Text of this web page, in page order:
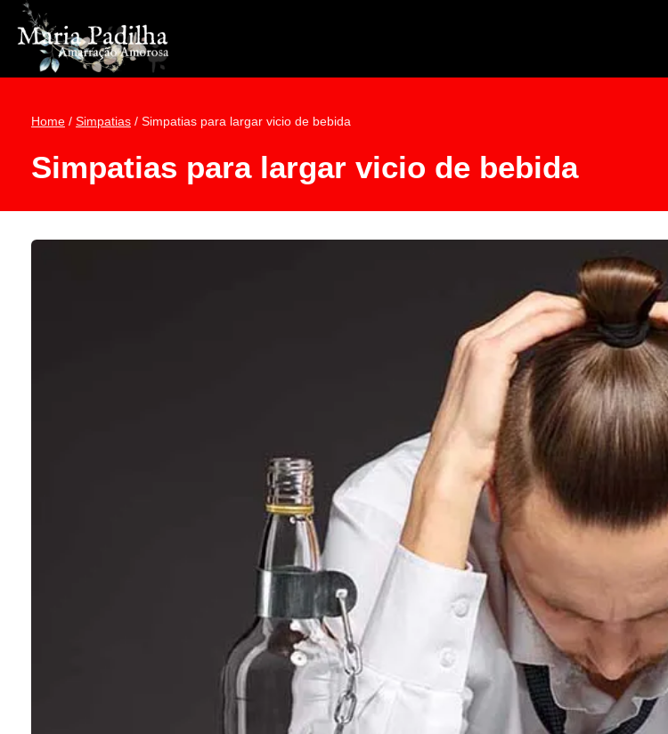
Pular
para
Conteúdo
Home / Simpatias / Simpatias para largar vicio de bebida
Simpatias para largar vicio de bebida